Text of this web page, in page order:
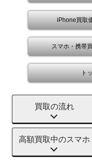
iPhone買取
スマホ・携帯
ト
買取の流れ
高額買取中のスマホ